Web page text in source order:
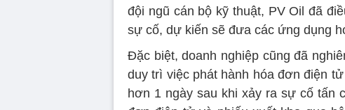
đội ngũ cán bộ kỹ thuật, PV Oil đã
sự cố, dự kiến sẽ đưa các ứng dụng
Đặc biệt, doanh nghiệp cũng đã
duy trì việc phát hành hóa đơn điện
hơn 1 ngày sau khi xảy ra sự cố tấn